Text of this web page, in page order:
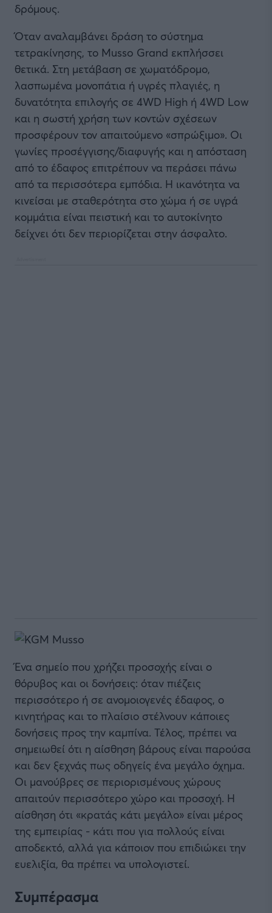
δρόμους.
Όταν αναλαμβάνει δράση το σύστημα
τετρακίνησης, το Musso Grand εκπλήσσει
θετικά. Στη μετάβαση σε χωματόδρομο,
λασπωμένα μονοπάτια ή υγρές πλαγιές, η
δυνατότητα επιλογής σε 4WD High ή 4WD Low
και η σωστή χρήση των κοντών σχέσεων
προσφέρουν τον απαιτούμενο «σπρώξιμο». Οι
γωνίες προσέγγισης/διαφυγής και η απόσταση
από το έδαφος επιτρέπουν να περάσει πάνω
από τα περισσότερα εμπόδια. Η ικανότητα να
κινείσαι με σταθερότητα στο χώμα ή σε υγρά
κομμάτια είναι πειστική και το αυτοκίνητο
δείχνει ότι δεν περιορίζεται στην άσφαλτο.
Ένα σημείο που χρήζει προσοχής είναι ο
θόρυβος και οι δονήσεις: όταν πιέζεις
περισσότερο ή σε ανομοιογενές έδαφος, ο
κινητήρας και το πλαίσιο στέλνουν κάποιες
δονήσεις προς την καμπίνα. Τέλος, πρέπει να
σημειωθεί ότι η αίσθηση βάρους είναι παρούσα
και δεν ξεχνάς πως οδηγείς ένα μεγάλο όχημα.
Οι μανούβρες σε περιορισμένους χώρους
απαιτούν περισσότερο χώρο και προσοχή. Η
αίσθηση ότι «κρατάς κάτι μεγάλο» είναι μέρος
της εμπειρίας - κάτι που για πολλούς είναι
αποδεκτό, αλλά για κάποιον που επιδιώκει την
ευελιξία, θα πρέπει να υπολογιστεί.
Συμπέρασμα